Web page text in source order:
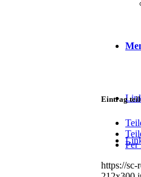
Eintrag
Per
https://sc-